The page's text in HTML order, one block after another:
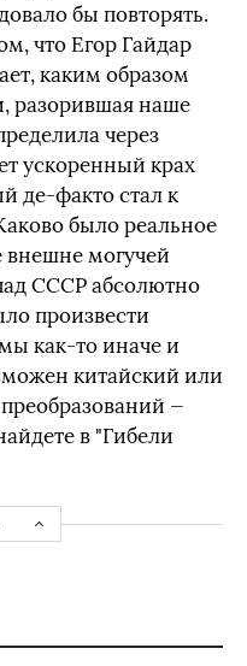
бы повторять.
что Егор Гайдар
каким образом
разорившая наше
через
ускоренный крах
де-факто стал к
было реальное
могучей
СССР абсолютно
произвести
как-то иначе и
китайский или
—
в "Гибели